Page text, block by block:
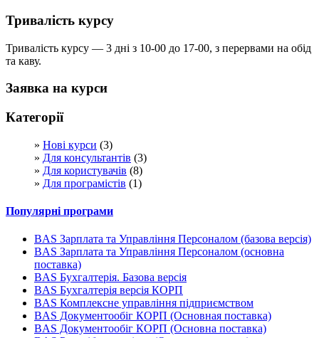
Тривалість курсу
Тривалість курсу — 3 дні з 10-00 до 17-00, з перервами на обід
та каву.
Заявка на курси
Категорії
Нові курси (3)
Для консультантів (3)
Для користувачів (8)
Для програмістів (1)
Популярні програми
BAS Зарплата та Управління Персоналом (базова версія)
BAS Зарплата та Управління Персоналом (основна
поставка)
BAS Бухгалтерія. Базова версія
BAS Бухгалтерія версія КОРП
BAS Комплексне управління підприємством
BAS Документообіг КОРП (Основная поставка)
BAS Документообіг КОРП (Основна поставка)